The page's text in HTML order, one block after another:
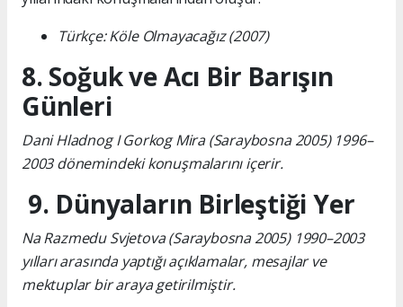
Türkçe: Köle Olmayacağız (2007)
8. Soğuk ve Acı Bir Barışın
Günleri
Dani Hladnog I Gorkog Mira (Saraybosna 2005) 1996–
2003 dönemindeki konuşmalarını içerir.
9. Dünyaların Birleştiği Yer
Na Razmedu Svjetova (Saraybosna 2005) 1990–2003
yılları arasında yaptığı açıklamalar, mesajlar ve
mektuplar bir araya getirilmiştir.